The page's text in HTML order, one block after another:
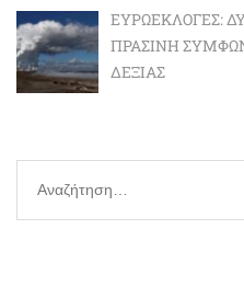
ΕΥΡΩΕΚΛΟΓΈΣ:
ΠΡΆΣΙΝΗ
ΔΕΞΙΆΣ
Αναζήτηση
για: